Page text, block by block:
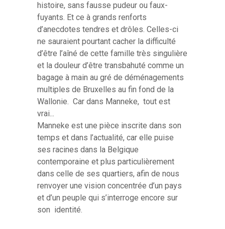
histoire, sans fausse pudeur ou faux-
fuyants. Et ce à grands renforts
d’anecdotes tendres et drôles. Celles-ci
ne sauraient pourtant cacher la difficulté
d’être l’aîné de cette famille très singulière
et la douleur d’être transbahuté comme un
bagage à main au gré de déménagements
multiples de Bruxelles au fin fond de la
Wallonie. Car dans Manneke, tout est
vrai...
Manneke est une pièce inscrite dans son
temps et dans l’actualité, car elle puise
ses racines dans la Belgique
contemporaine et plus particulièrement
dans celle de ses quartiers, afin de nous
renvoyer une vision concentrée d’un pays
et d’un peuple qui s’interroge encore sur
son identité.